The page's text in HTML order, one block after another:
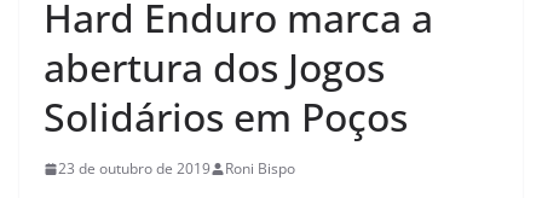
Hard Enduro marca a
abertura dos Jogos
Solidários em Poços
23 de outubro de 2019 Roni Bispo